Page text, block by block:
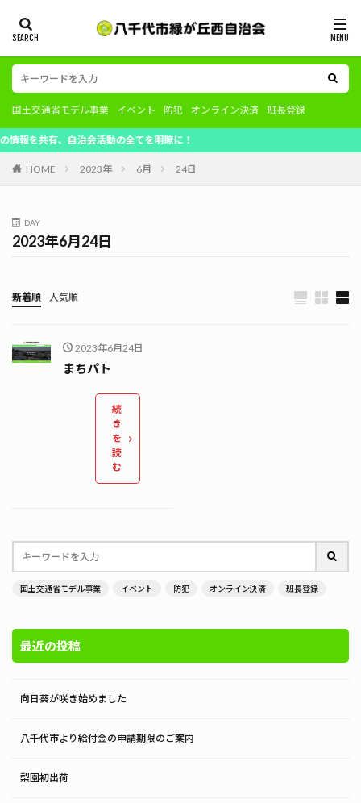
国土交通省モデル事業 イベント 防犯 オンライン決済 班長登録
共有、自治会活動の全てを明瞭に！
HOME 2023年 6月 24日
DAY
2023年6月24日
新着順 人気順
2023年6月24日
まちパト
続
き
を
読
む
国土交通省モデル事業 イベント 防犯 オンライン決済 班長登録
最近の投稿
向日葵が咲き始めました
八千代市より給付金の申請期限のご案内
梨園初出荷